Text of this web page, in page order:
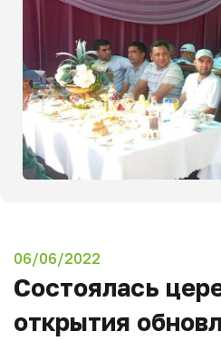
06/06/2022
Состоялась
открытия